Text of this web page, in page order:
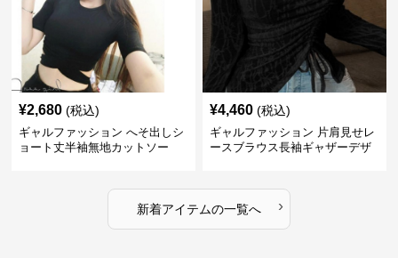
¥2,680 (税込)
ギャルファッション へそ出しシ
ョート丈半袖無地カットソー
¥4,460 (税込)
ギャルファッション 片肩見せレ
ースブラウス長袖ギャザーデザ
新着アイテムの一覧へ ›